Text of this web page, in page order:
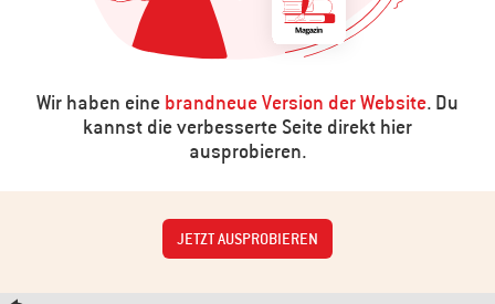
Wir haben eine brandneue Version der Website. Du
kannst die verbesserte Seite direkt hier
ausprobieren.
JETZT AUSPROBIEREN